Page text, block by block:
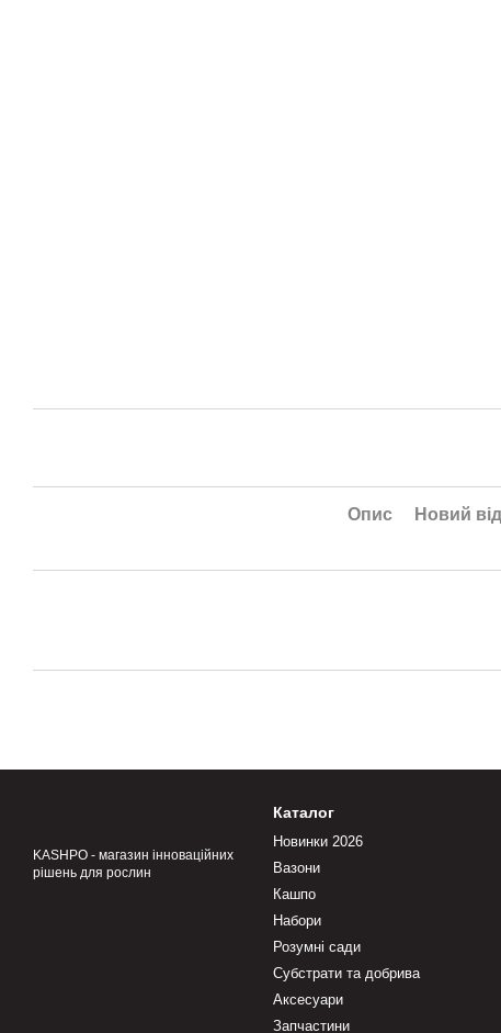
Опис Новий
KASHPO - магазин інноваційних
рішень для рослин
Каталог
Новинки 2026
Вазони
Кашпо
Набори
Розумні сади
Субстрати та добрива
Аксесуари
Запчастини